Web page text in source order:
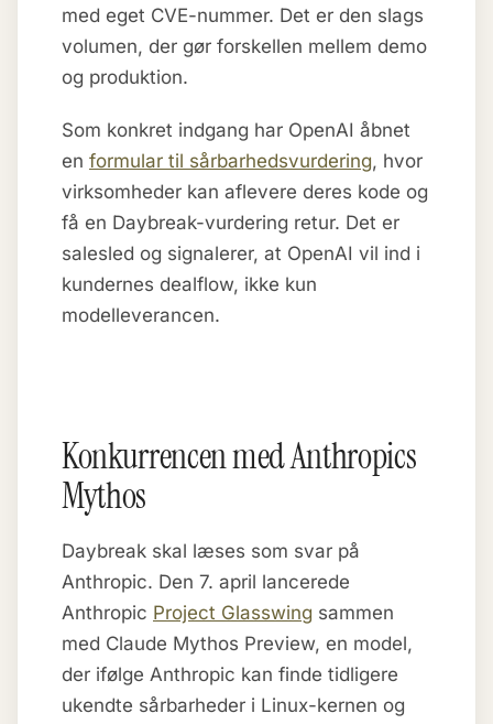
med eget CVE-nummer. Det er den slags
volumen, der gør forskellen mellem demo
og produktion.
Som konkret indgang har OpenAI åbnet
en formular til sårbarhedsvurdering, hvor
virksomheder kan aflevere deres kode og
få en Daybreak-vurdering retur. Det er
salesled og signalerer, at OpenAI vil ind i
kundernes dealflow, ikke kun
modelleverancen.
Konkurrencen med Anthropics
Mythos
Daybreak skal læses som svar på
Anthropic. Den 7. april lancerede
Anthropic Project Glasswing sammen
med Claude Mythos Preview, en model,
der ifølge Anthropic kan finde tidligere
ukendte sårbarheder i Linux-kernen og